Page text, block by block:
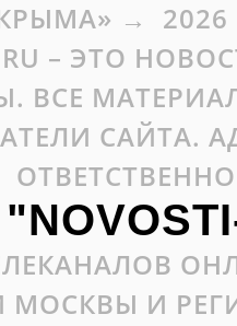
→ 2026
– ЭТО
ВСЕ
САЙТА.
МОСКВЫ И